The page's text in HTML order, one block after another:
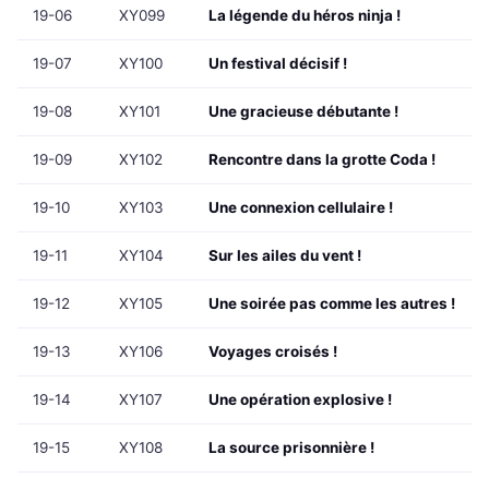
19-06 XY099 La légende du héros ninja !
19-07 XY100 Un festival décisif !
19-08 XY101 Une gracieuse débutante !
19-09 XY102 Rencontre dans la grotte Coda !
19-10 XY103 Une connexion cellulaire !
19-11 XY104 Sur les ailes du vent !
19-12 XY105 Une soirée pas comme les autres !
19-13 XY106 Voyages croisés !
19-14 XY107 Une opération explosive !
19-15 XY108 La source prisonnière !